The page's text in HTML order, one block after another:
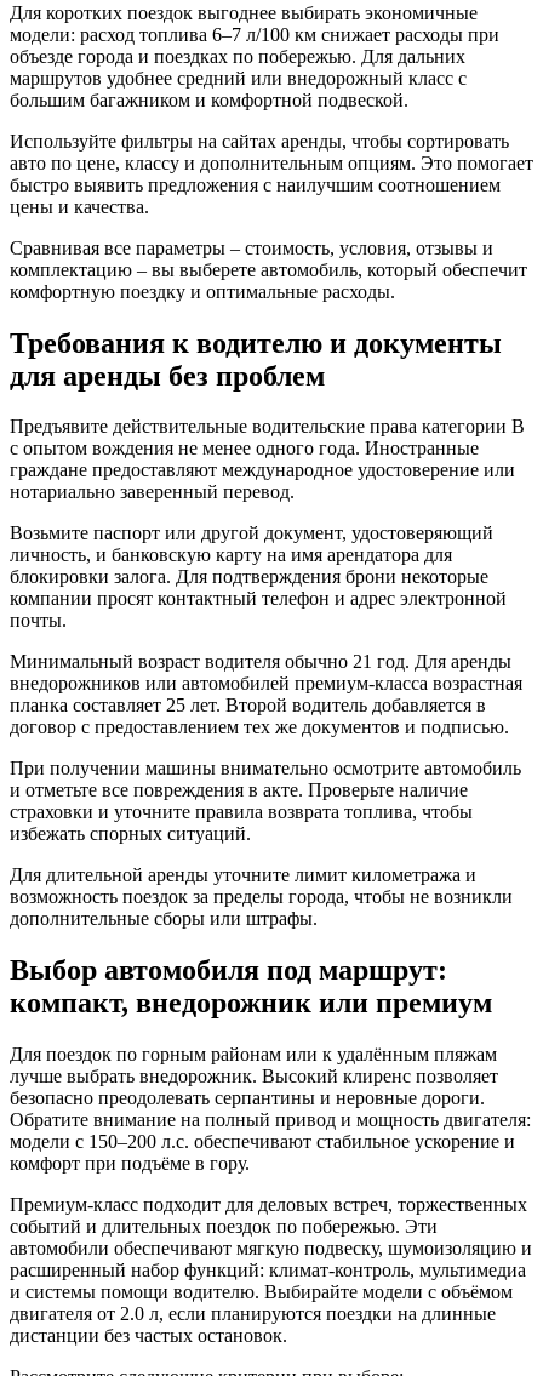
Для коротких поездок выгоднее выбирать экономичные
модели: расход топлива 6–7 л/100 км снижает расходы при
объезде города и поездках по побережью. Для дальних
маршрутов удобнее средний или внедорожный класс с
большим багажником и комфортной подвеской.
Используйте фильтры на сайтах аренды, чтобы сортировать
авто по цене, классу и дополнительным опциям. Это помогает
быстро выявить предложения с наилучшим соотношением
цены и качества.
Сравнивая все параметры – стоимость, условия, отзывы и
комплектацию – вы выберете автомобиль, который обеспечит
комфортную поездку и оптимальные расходы.
Требования к водителю и документы
для аренды без проблем
Предъявите действительные водительские права категории B
с опытом вождения не менее одного года. Иностранные
граждане предоставляют международное удостоверение или
нотариально заверенный перевод.
Возьмите паспорт или другой документ, удостоверяющий
личность, и банковскую карту на имя арендатора для
блокировки залога. Для подтверждения брони некоторые
компании просят контактный телефон и адрес электронной
почты.
Минимальный возраст водителя обычно 21 год. Для аренды
внедорожников или автомобилей премиум-класса возрастная
планка составляет 25 лет. Второй водитель добавляется в
договор с предоставлением тех же документов и подписью.
При получении машины внимательно осмотрите автомобиль
и отметьте все повреждения в акте. Проверьте наличие
страховки и уточните правила возврата топлива, чтобы
избежать спорных ситуаций.
Для длительной аренды уточните лимит километража и
возможность поездок за пределы города, чтобы не возникли
дополнительные сборы или штрафы.
Выбор автомобиля под маршрут:
компакт, внедорожник или премиум
Для поездок по горным районам или к удалённым пляжам
лучше выбрать внедорожник. Высокий клиренс позволяет
безопасно преодолевать серпантины и неровные дороги.
Обратите внимание на полный привод и мощность двигателя:
модели с 150–200 л.с. обеспечивают стабильное ускорение и
комфорт при подъёме в гору.
Премиум-класс подходит для деловых встреч, торжественных
событий и длительных поездок по побережью. Эти
автомобили обеспечивают мягкую подвеску, шумоизоляцию и
расширенный набор функций: климат-контроль, мультимедиа
и системы помощи водителю. Выбирайте модели с объёмом
двигателя от 2.0 л, если планируются поездки на длинные
дистанции без частых остановок.